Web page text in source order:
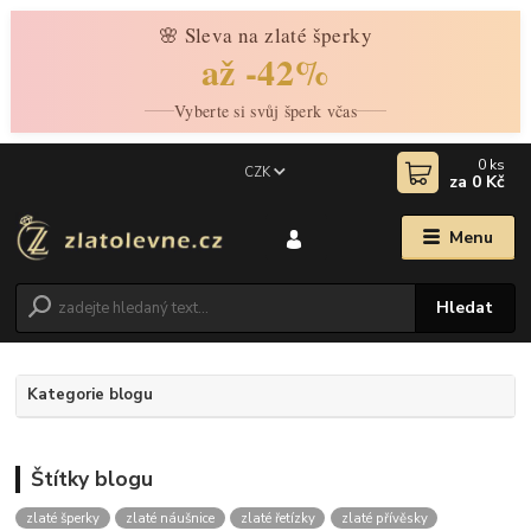
🌸 Sleva na zlaté šperky
až -42%
Vyberte si svůj šperk včas
Menu
CZK
Hledat
0 ks
za 0 Kč
Kategorie blogu
Štítky blogu
zlaté šperky zlaté náušnice zlaté řetízky
zlaté přívěsky